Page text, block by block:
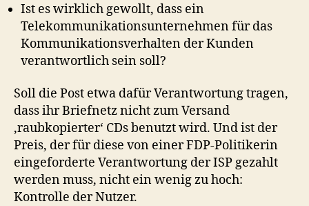
Ist es wirklich gewollt, dass ein
Telekommunikationsunternehmen für das
Kommunikationsverhalten der Kunden
verantwortlich sein soll?
Soll die Post etwa dafür Verantwortung tragen,
dass ihr Briefnetz nicht zum Versand
‚raubkopierter‘ CDs benutzt wird. Und ist der
Preis, der für diese von einer FDP-Politikerin
eingeforderte Verantwortung der ISP gezahlt
werden muss, nicht ein wenig zu hoch:
Kontrolle der Nutzer.